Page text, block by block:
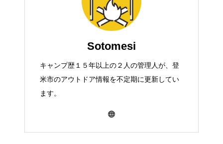
Sotomesi
キャンプ歴１５年以上の２人の管理人が、登
米市のアウトドア情報を不定期に更新してい
ます。